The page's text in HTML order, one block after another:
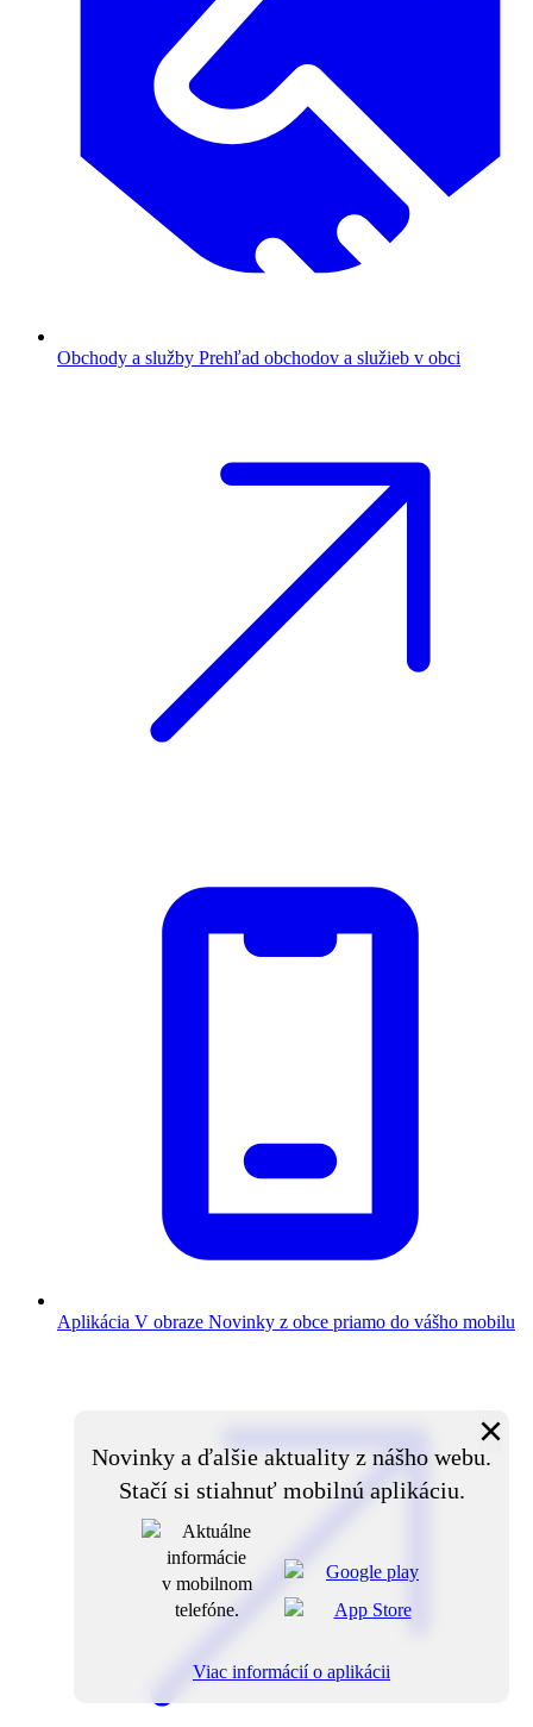
Obchody a služby Prehľad obchodov a služieb v obci
Aplikácia V obraze Novinky z obce priamo do vášho mobilu
Novinky a ďalšie aktuality z nášho webu.
Stačí si stiahnuť mobilnú aplikáciu.
×
Viac informácií o aplikácii